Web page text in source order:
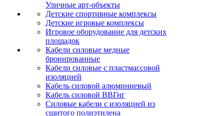
Уличные арт-объекты
Детские спортивные комплексы
Детские игровые комплексы
Игровое оборудование для детских
площадок
Кабели силовые медные
бронированные
Кабели силовые с пластмассовой
изоляцией
Кабель силовой алюминиевый
Кабель силовой ВВГнг
Силовые кабели с изоляцией из
сшитого полиэтилена